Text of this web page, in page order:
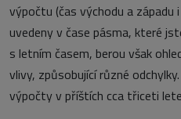
výpočtu (čas východu a západu
uvedeny v čase pásma, které
s letním časem, berou však
vlivy, způsobující různé
výpočty v příštích cca třiceti